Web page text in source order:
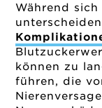
Während
können zu
führen, die